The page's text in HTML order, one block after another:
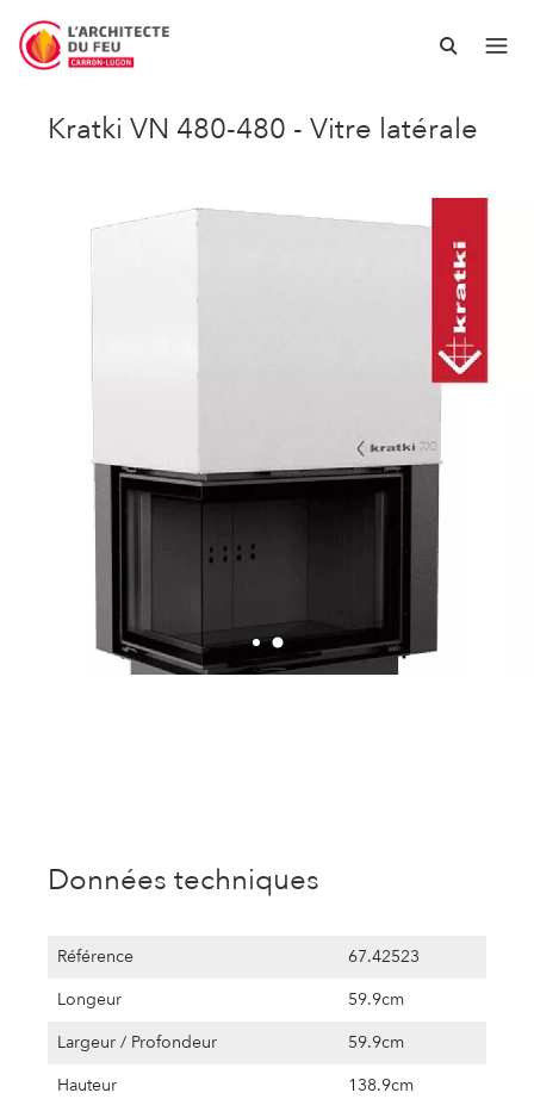
Kratki VN 480-480 - Vitre latérale
Données techniques
Référence
67.42523
Longeur
59.9cm
Largeur / Profondeur
59.9cm
Hauteur
138.9cm